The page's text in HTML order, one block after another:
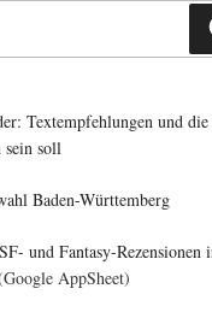
Textempfehlungen und die
sein soll
Baden-Württemberg
und Fantasy-Rezensionen
AppSheet)